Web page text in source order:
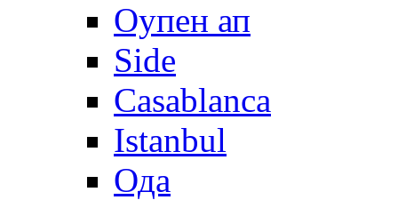
Оупен ап
Side
Casablanca
Istanbul
Ода